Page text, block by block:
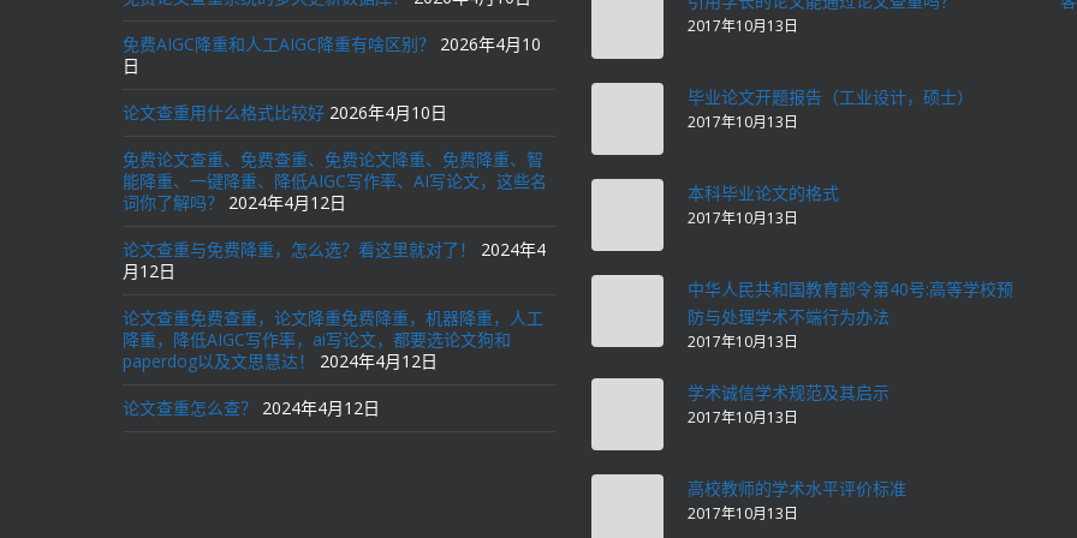
免费AIGC降重和人工AIGC降重有啥区别？
2026年4月10
日
论文查重用什么格式比较好 2026年4月10日
免费论文查重、免费查重、免费论文降重、免费降重、智
能降重、一键降重、降低AIGC写作率、AI写论文，这些名
词你了解吗？
2024年4月12日
论文查重与免费降重，怎么选？看这里就对了！
2024年4
月12日
论文查重免费查重，论文降重免费降重，机器降重，人工
降重，降低AIGC写作率，ai写论文，都要选论文狗和
paperdog以及文思慧达！
2024年4月12日
论文查重怎么查？ 2024年4月12日
2017年10月13日
毕业论文开题报告（工业设计，硕士）
2017年10月13日
本科毕业论文的格式
2017年10月13日
中华人民共和国教育部令第40号:高等学校预
防与处理学术不端行为办法
2017年10月13日
学术诚信学术规范及其启示
2017年10月13日
高校教师的学术水平评价标准
2017年10月13日